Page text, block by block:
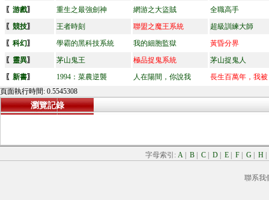
〖 游戲〗 重生之最強劍神 網游之大盜賊
全職高手
〖 競技〗 王者時刻 聯盟之魔王系統
超級訓練大師
〖 科幻〗 學霸的黑科技系統 我的細胞監獄
黃昏分界
〖 靈異〗 茅山鬼王 極品捉鬼系統
茅山捉鬼人
〖 新書〗 1994：菜農逆襲 人在陽間，你說我
長生百萬年，我被
頁面執行時間: 0.5545308
瀏覽記錄
字母索引: A B C D E F G H
聯系我